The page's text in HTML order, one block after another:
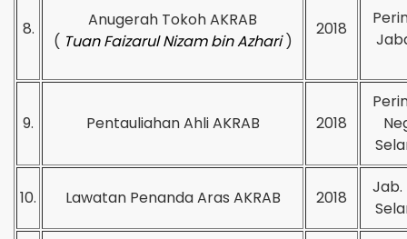
8.
Anugerah Tokoh AKRAB
( Tuan Faizarul Nizam bin Azhari )
2018
9. Pentauliahan Ahli AKRAB 2018
10. Lawatan Penanda Aras AKRAB 2018
Jab.